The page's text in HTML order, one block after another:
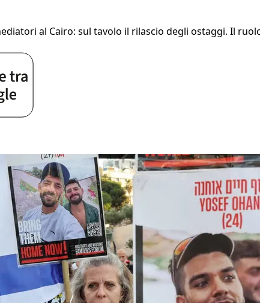
al Cairo: sul tavolo il rilascio degli ostaggi. Il